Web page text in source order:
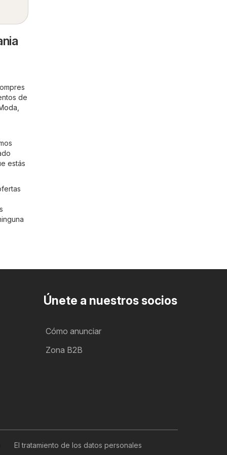
de
estás
Únete a nuestros socios
Cómo anunciar
Zona B2B
El tratamiento de los datos personales